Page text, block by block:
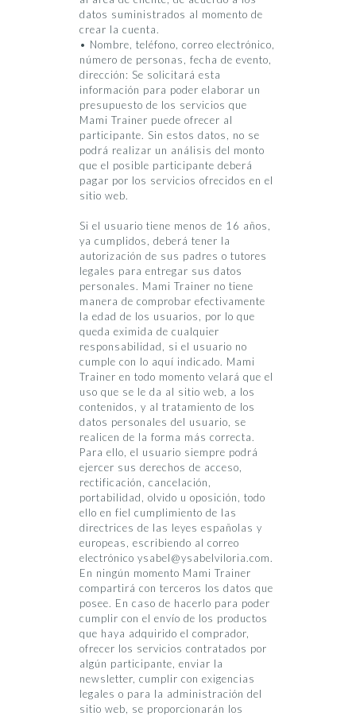
datos suministrados al momento de
crear la cuenta.
• Nombre, teléfono, correo electrónico,
número de personas, fecha de evento,
dirección: Se solicitará esta
información para poder elaborar un
presupuesto de los servicios que
Mami Trainer puede ofrecer al
participante. Sin estos datos, no se
podrá realizar un análisis del monto
que el posible participante deberá
pagar por los servicios ofrecidos en el
sitio web.
Si el usuario tiene menos de 16 años,
ya cumplidos, deberá tener la
autorización de sus padres o tutores
legales para entregar sus datos
personales. Mami Trainer no tiene
manera de comprobar efectivamente
la edad de los usuarios, por lo que
queda eximida de cualquier
responsabilidad, si el usuario no
cumple con lo aquí indicado. Mami
Trainer en todo momento velará que el
uso que se le da al sitio web, a los
contenidos, y al tratamiento de los
datos personales del usuario, se
realicen de la forma más correcta.
Para ello, el usuario siempre podrá
ejercer sus derechos de acceso,
rectificación, cancelación,
portabilidad, olvido u oposición, todo
ello en fiel cumplimiento de las
directrices de las leyes españolas y
europeas, escribiendo al correo
electrónico ysabel@ysabelviloria.com.
En ningún momento Mami Trainer
compartirá con terceros los datos que
posee. En caso de hacerlo para poder
cumplir con el envío de los productos
que haya adquirido el comprador,
ofrecer los servicios contratados por
algún participante, enviar la
newsletter, cumplir con exigencias
legales o para la administración del
sitio web, se proporcionarán los